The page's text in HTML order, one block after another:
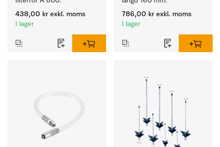
438,00 kr exkl. moms
I lager
786,00 kr exkl. moms
I lager